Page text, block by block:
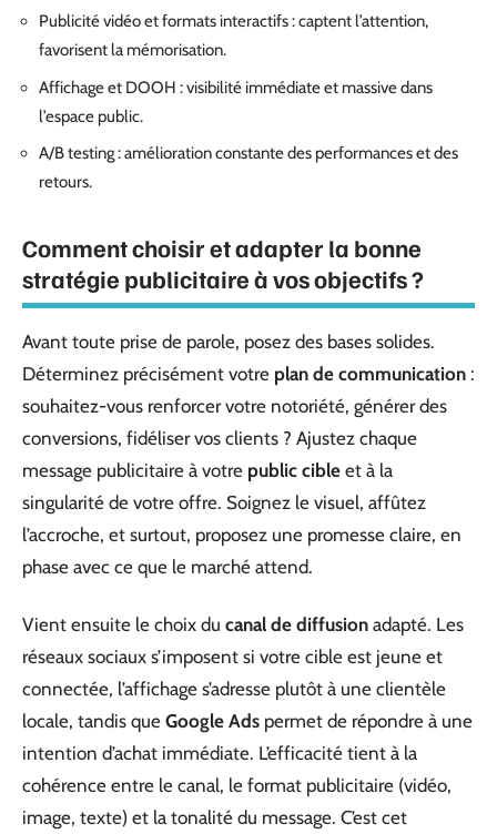
Publicité vidéo et formats interactifs : captent l’attention,
favorisent la mémorisation.
Affichage et DOOH : visibilité immédiate et massive dans
l’espace public.
A/B testing : amélioration constante des performances et des
retours.
Comment choisir et adapter la bonne
stratégie publicitaire à vos objectifs ?
Avant toute prise de parole, posez des bases solides.
Déterminez précisément votre plan de communication :
souhaitez-vous renforcer votre notoriété, générer des
conversions, fidéliser vos clients ? Ajustez chaque
message publicitaire à votre public cible et à la
singularité de votre offre. Soignez le visuel, affûtez
l’accroche, et surtout, proposez une promesse claire, en
phase avec ce que le marché attend.
Vient ensuite le choix du canal de diffusion adapté. Les
réseaux sociaux s’imposent si votre cible est jeune et
connectée, l’affichage s’adresse plutôt à une clientèle
locale, tandis que Google Ads permet de répondre à une
intention d’achat immédiate. L’efficacité tient à la
cohérence entre le canal, le format publicitaire (vidéo,
image, texte) et la tonalité du message. C’est cet